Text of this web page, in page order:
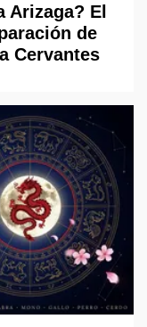
Arizaga? El
de
Cervantes